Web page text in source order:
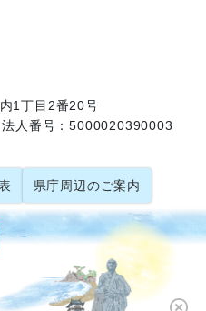
1丁目2番20号
法人番号：5000020390003
県庁周辺のご案内